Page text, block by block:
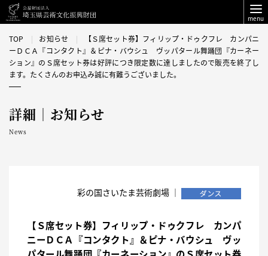
menu
TOP お知らせ
【Ｓ席セット券】フィリップ・ドゥクフレ カンパニ
ーＤＣＡ『コンタクト』＆ピナ・バウシュ ヴッパタール舞踊団『カーネー
ション』のＳ席セット券は好評につき限定数に達しましたので販売を終了し
ます。たくさんのお申込み誠に有難うございました。
詳細｜お知らせ
News
彩の国さいたま芸術劇場 ｜
【Ｓ席セット券】フィリップ・ドゥクフレ カンパ
ニーＤＣＡ『コンタクト』＆ピナ・バウシュ ヴッ